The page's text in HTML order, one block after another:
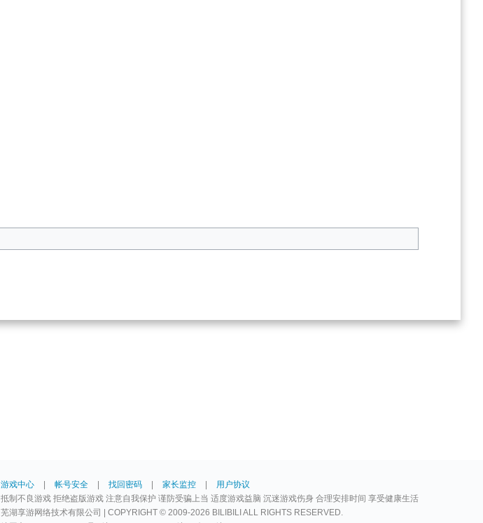
游戏中心 | 帐号安全 | 找回密码 | 家长监控 |
用户协议
抵制不良游戏 拒绝盗版游戏 注意自我保护 谨防受骗上当 适度游戏益脑 沉迷游戏伤身 合理安排时间 享受健康生活
芜湖享游网络技术有限公司 | COPYRIGHT © 2009-2026 BILIBILI ALL RIGHTS RESERVED.